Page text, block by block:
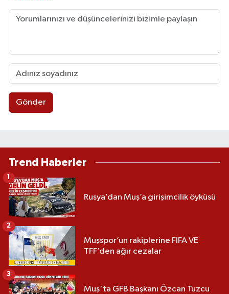
Gönder
Trend Haberler
Rusya’dan Muş’a girişimcilik öyküsü
1
Muşspor’un rakiplerine FIFA VE
TFF’den ağır cezalar
2
Muş'ta GFB Başkanı Özcan Tuzcu
3